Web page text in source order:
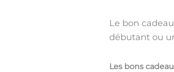
Le bon
débutant ou
Les bons